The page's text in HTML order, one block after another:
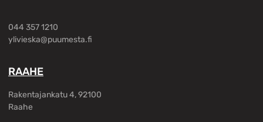
044 357 1210
ylivieska@puumesta.fi
RAAHE
Rakentajankatu 4, 92100
Raahe